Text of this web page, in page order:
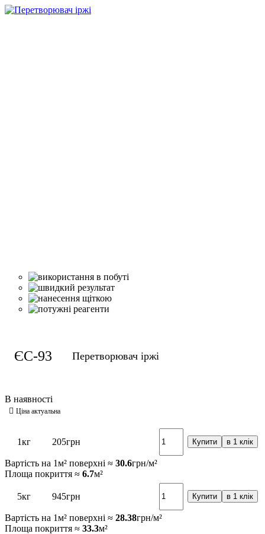
ЄС-93 Перетворювач іржі
1кг 205грн Купити в 1 клік
Вартість на 1м² поверхні ≈ 30.6грн/м²
Площа покриття ≈ 6.7м²
5кг 945грн Купити в 1 клік
Вартість на 1м² поверхні ≈ 28.38грн/м²
Площа покриття ≈ 33.3м²